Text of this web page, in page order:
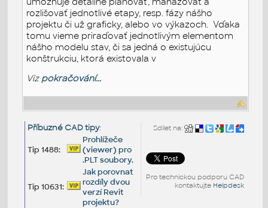
rozlišovať jednotlivé etapy, resp. fázy nášho
projektu či už graficky, alebo vo výkazoch. Vďaka
tomu vieme priraďovať jednotlivým elementom
nášho modelu stav, či sa jedná o existujúcu
konštrukciu, ktorá existovala v
Viz pokračování...
Sdílet na:
Pro technickou podporu CAD
kontaktujte Helpdesk
Příbuzné CAD tipy:
Tip 1488:
Prohlížeče
(viewer) pro
.PLT soubory.
Tip 10631:
Jak porovnat
rozdíly dvou
verzí Revit
projektu?